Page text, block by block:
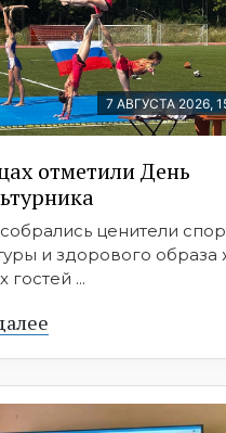
7 АВГУСТА 2026,
отметили День
ценители
и здорового
гостей ...